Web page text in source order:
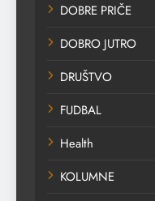
DOBRE PRIČE
DOBRO JUTRO
DRUŠTVO
FUDBAL
Health
KOLUMNE